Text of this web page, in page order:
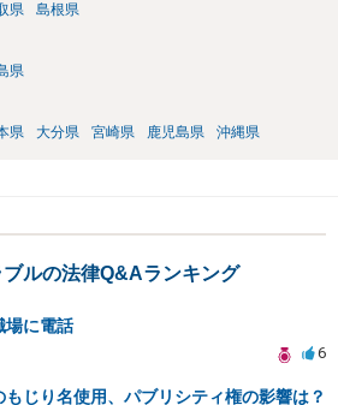
県 島根県
県
県 大分県 宮崎県 鹿児島県 沖縄県
ルの法律Q&Aランキング
場に電話
6
じり名使用、パブリシティ権の影響は？